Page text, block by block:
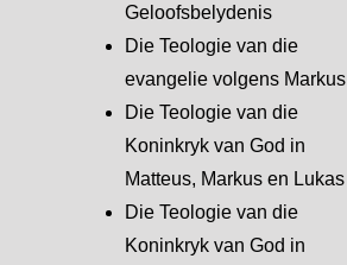
Geloofsbelydenis
Die Teologie van die
evangelie volgens Markus
Die Teologie van die
Koninkryk van God in
Matteus, Markus en Lukas
Die Teologie van die
Koninkryk van God in